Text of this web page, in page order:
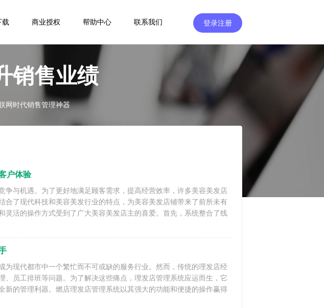
载 商业授权 帮助中心 联系我们 登录注册
销售业绩
网时代销售管理神器
户体验
与机遇。为了更好地满足顾客需求，提高经营效率，许多美容美发店
了现代科技和美容美发行业的特点，为美容美发店铺带来了前所未有
灵活的操作方式受到了广大美容美发店主的喜爱。首先，系统整合了线
为现代都市中一个繁忙而不可或缺的服务行业。然而，传统的理发店经
员工排班等问题。为了解决这些痛点，理发店管理系统应运而生，它
新的管理利器。燃店理发店管理系统以其强大的功能和便捷的操作赢得